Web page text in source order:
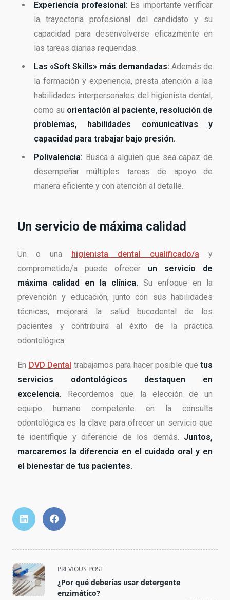
Experiencia profesional: Es importante verificar
la trayectoria profesional del candidato y su
capacidad para desenvolverse eficazmente en
las tareas diarias requeridas.
Las «Soft Skills» más demandadas: Además de
la formación y experiencia, presta atención a las
habilidades interpersonales del higienista dental,
como su orientación al paciente, resolución de
problemas, habilidades comunicativas y
capacidad para trabajar bajo presión.
Polivalencia: Busca a alguien que sea capaz de
desempeñar múltiples tareas de apoyo de
manera eficiente y con atención al detalle.
Un servicio de máxima calidad
Un o una higienista dental cualificado/a y
comprometido/a puede ofrecer un servicio de
máxima calidad en la clínica. Su enfoque en la
prevención y educación, junto con sus habilidades
técnicas, mejorará la salud bucodental de los
pacientes y contribuirá al éxito de la práctica
odontológica.
En DVD Dental trabajamos para hacer posible que tus
servicios odontológicos destaquen en
excelencia. Recordemos que la elección de un
equipo humano competente en la consulta
odontológica es la clave para ofrecer un servicio que
te identifique y diferencie de los demás. Juntos,
marcaremos la diferencia en el cuidado oral y en
el bienestar de tus pacientes.
PREVIOUS POST
¿Por qué deberías usar detergente
enzimático?